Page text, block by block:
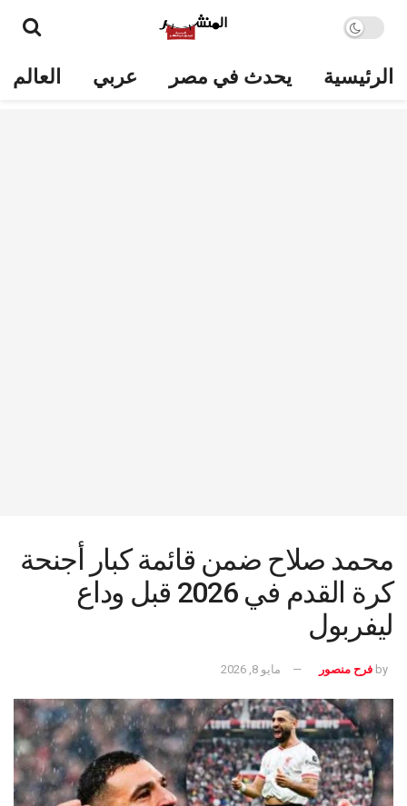
الرئيسية يحدث في مصر عربي العالم
محمد صلاح ضمن قائمة كبار أجنحة
كرة القدم في 2026 قبل وداع
ليفربول
by فرح منصور مايو 8, 2026